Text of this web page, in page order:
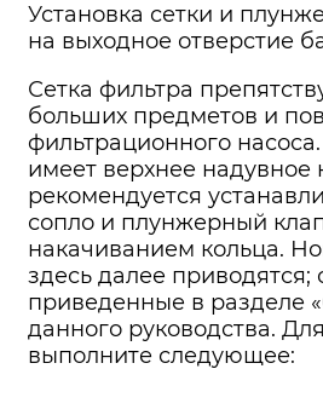
Установка сетки и
на выходное отверстие
Сетка фильтра
больших предметов и
фильтрационного
имеет верхнее надувное
рекомендуется
сопло и плунжерный
накачиванием кольца.
здесь далее приводятся;
приведенные в разделе
данного руководства.
выполните следующее: